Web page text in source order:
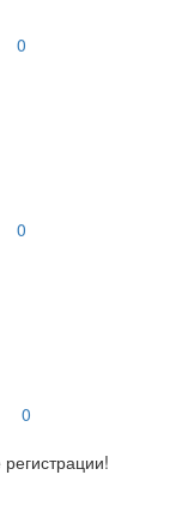
0
0
0